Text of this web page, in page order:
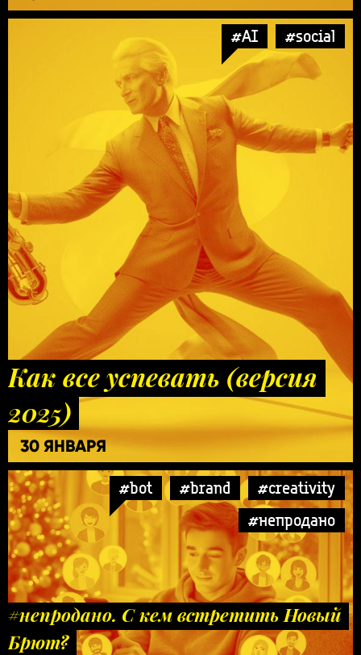
#AI #social
Как все успевать (версия
2025)
30 ЯНВАРЯ
#bot #brand
#creativity
#непродано
#непродано. С кем встретить Новый
Брют?